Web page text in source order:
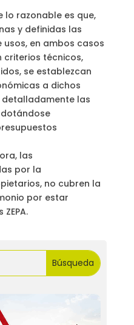
lo razonable es que,
y definidas las
en ambos casos
criterios técnicos,
se establezcan
a dichos
las
las
por la
no cubren la
por estar